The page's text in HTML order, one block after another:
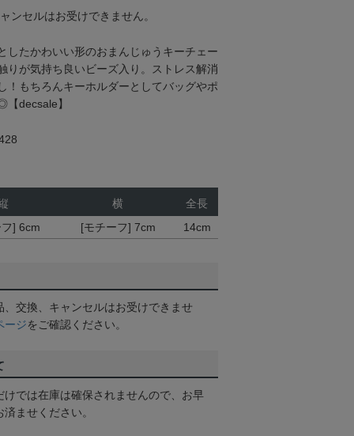
ンセルはお受けできません。
したかわいい形のおまんじゅうキーチェー
りが気持ち良いビーズ入り。ストレス解消
！もちろんキーホルダーとしてバッグやポ
decsale】
横
全長
] 6cm
[モチーフ] 7cm 14cm
交換、キャンセルはお受けできませ
ージをご確認ください。
けでは在庫は確保されませんので、お早
ませください。